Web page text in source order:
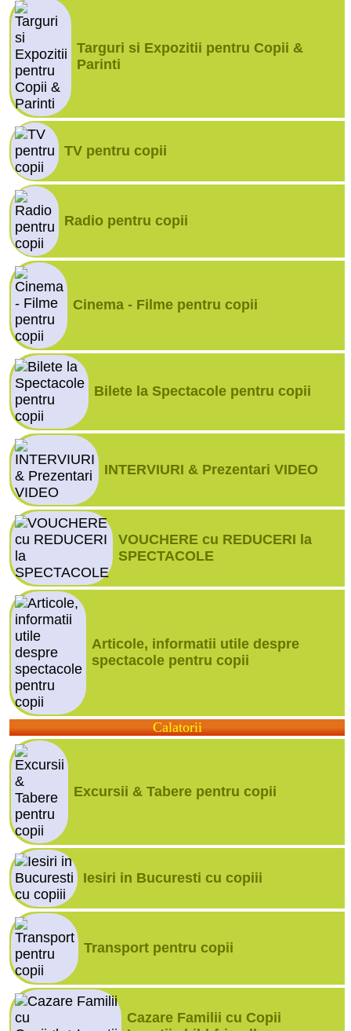
Targuri si Expozitii pentru Copii &
Parinti
TV pentru copii
Radio pentru copii
Cinema - Filme pentru copii
Bilete la Spectacole pentru copii
INTERVIURI & Prezentari VIDEO
VOUCHERE cu REDUCERI la
SPECTACOLE
Articole, informatii utile despre
spectacole pentru copii
Calatorii
Excursii & Tabere pentru copii
Iesiri in Bucuresti cu copiii
Transport pentru copii
Cazare Familii cu Copii